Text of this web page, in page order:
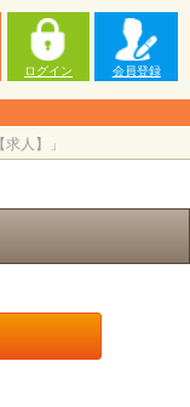
ログイン 会員登録
人】」